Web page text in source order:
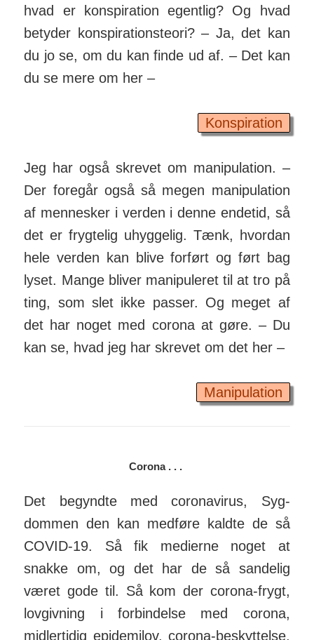
hvad er kon­spiration egentlig? Og hvad
betyder kon­spira­tions­teori? – Ja, det kan
du jo se, om du kan finde ud af. – Det kan
du se mere om her –
Konspiration
Jeg har også skrevet om mani­pula­tion. –
Der foregår også så megen mani­pula­tion
af mennesker i verden i denne ende­tid, så
det er frygtelig uhyg­gelig. Tænk, hvordan
hele verden kan blive forført og ført bag
lyset. Mange bliver mani­puleret til at tro på
ting, som slet ikke passer. Og meget af
det har noget med corona at gøre. – Du
kan se, hvad jeg har skrevet om det her –
Manipulation
Corona . . .
Det begyndte med corona­virus, Syg­
dommen den kan med­føre kaldte de så
COVID-19. Så fik medierne noget at
snakke om, og det har de så sandelig
været gode til. Så kom der corona-frygt,
lov­giv­ning i for­bindelse med corona,
midlertidig epide­mi­lov, corona-be­skyt­telse,